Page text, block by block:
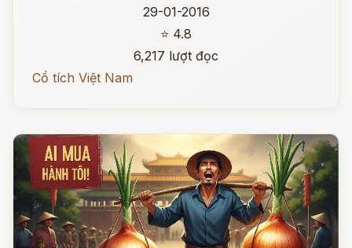
29-01-2016
⭐ 4.8
6,217 lượt đọc
Cổ tích Việt Nam